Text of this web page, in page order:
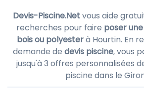
Devis-Piscine.Netvous aide
recherches pour faire poser
bois ou polyesterà Hourtin. En
demande de devis piscine, vous
jusqu'à 3 offres personnalisées
piscine dans le